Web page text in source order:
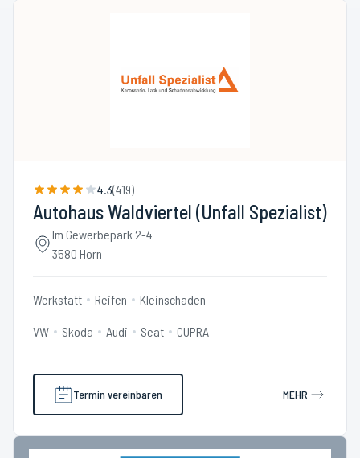
4.3(419)
Autohaus Waldviertel (Unfall Spezialist)
Im Gewerbepark 2-4
3580 Horn
Werkstatt Reifen Kleinschaden
VW Skoda Audi Seat CUPRA
Termin vereinbaren MEHR